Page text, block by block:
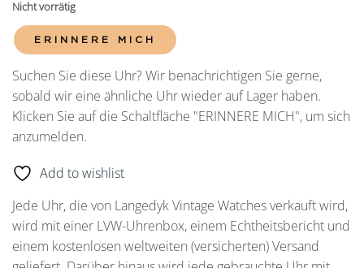
Nicht vorrätig
ERINNERE MICH
Suchen Sie diese Uhr? Wir benachrichtigen Sie gerne,
sobald wir eine ähnliche Uhr wieder auf Lager haben.
Klicken Sie auf die Schaltfläche "ERINNERE MICH", um sich
anzumelden.
Add to wishlist
Jede Uhr, die von Langedyk Vintage Watches verkauft wird,
wird mit einer LVW-Uhrenbox, einem Echtheitsbericht und
einem kostenlosen weltweiten (versicherten) Versand